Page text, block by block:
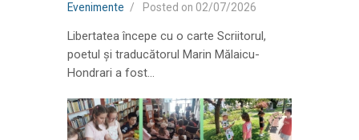
Evenimente
Posted on 02/07/2026
Libertatea începe cu o carte Scriitorul,
poetul și traducătorul Marin Mălaicu-
Hondrari a fost…